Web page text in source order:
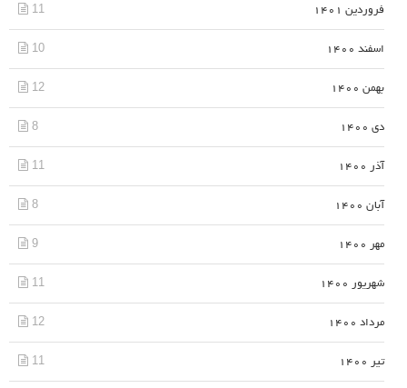
فروردین 1401 11
اسفند 1400 10
بهمن 1400 12
دی 1400 8
آذر 1400 11
آبان 1400 8
مهر 1400 9
شهریور 1400 11
مرداد 1400 12
تیر 1400 11